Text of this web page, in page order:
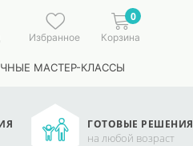
Избранное
0
Корзина
МАСТЕР-КЛАССЫ
ГОТОВЫЕ РЕШЕНИЯ
на любой возраст